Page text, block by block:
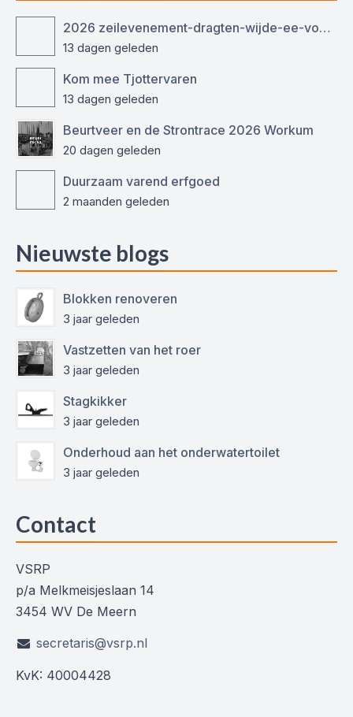
2026 zeilevenement-dragten-wijde-ee-voor-ronde-en-platbodemjachten
13 dagen geleden
Kom mee Tjottervaren
13 dagen geleden
Beurtveer en de Strontrace 2026 Workum
20 dagen geleden
Duurzaam varend erfgoed
2 maanden geleden
Nieuwste blogs
Blokken renoveren
3 jaar geleden
Vastzetten van het roer
3 jaar geleden
Stagkikker
3 jaar geleden
Onderhoud aan het onderwatertoilet
3 jaar geleden
Contact
VSRP
p/a Melkmeisjeslaan 14
3454 WV De Meern
secretaris@vsrp.nl
KvK: 40004428